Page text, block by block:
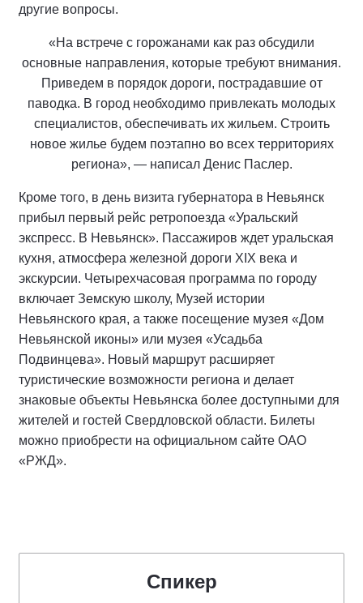
другие вопросы.
«На встрече с горожанами как раз обсудили
основные направления, которые требуют внимания.
Приведем в порядок дороги, пострадавшие от
паводка. В город необходимо привлекать молодых
специалистов, обеспечивать их жильем. Строить
новое жилье будем поэтапно во всех территориях
региона», — написал Денис Паслер.
Кроме того, в день визита губернатора в Невьянск
прибыл первый рейс ретропоезда «Уральский
экспресс. В Невьянск». Пассажиров ждет уральская
кухня, атмосфера железной дороги XIX века и
экскурсии. Четырехчасовая программа по городу
включает Земскую школу, Музей истории
Невьянского края, а также посещение музея «Дом
Невьянской иконы» или музея «Усадьба
Подвинцева». Новый маршрут расширяет
туристические возможности региона и делает
знаковые объекты Невьянска более доступными для
жителей и гостей Свердловской области. Билеты
можно приобрести на официальном сайте ОАО
«РЖД».
Спикер